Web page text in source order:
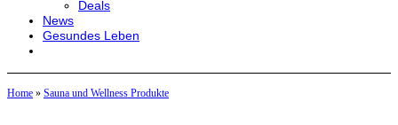
Deals
News
Gesundes Leben
Home » Sauna und Wellness Produkte